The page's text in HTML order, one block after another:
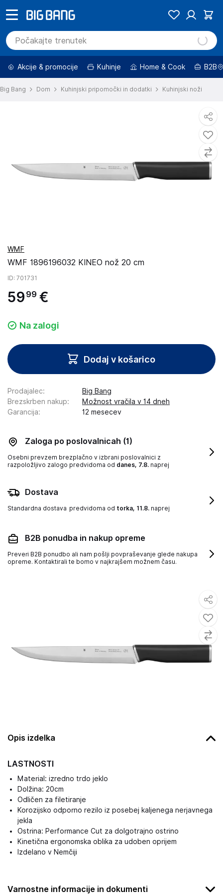
Akcije & promocije Kuhinje Home & Cook B2B
Big Bang Dom Kuhinjski pripomočki in dodatki Kuhinjski noži
Opis izdelka
LASTNOSTI
Material: izredno trdo jeklo
Dolžina: 20cm
Odličen za filetiranje
Korozijsko odporno rezilo iz posebej kaljenega nerjavnega
jekla
Ostrina: Performance Cut za dolgotrajno ostrino
Kinetična ergonomska oblika za udoben oprijem
Izdelano v Nemčiji
Varnostne informacije in dokumenti
WMF
WMF 1896196032 KINEO nož 20 cm
ID: 701731
59 99 €
Na zalogi
Dodaj v košarico
Prodajalec:
Big Bang
Brezskrben nakup:
Možnost vračila v 14 dneh
Garancija: 12 mesecev
Zaloga po poslovalnicah (1)
Osebni prevzem brezplačno v izbrani poslovalnici z
razpoložljivo zalogo predvidoma od danes, 7.8. naprej
Dostava
Standardna dostava predvidoma od torka, 11.8. naprej
B2B ponudba in nakup opreme
Preveri B2B ponudbo ali nam pošlji povpraševanje glede nakupa
opreme. Kontaktirali te bomo v najkrajšem možnem času.